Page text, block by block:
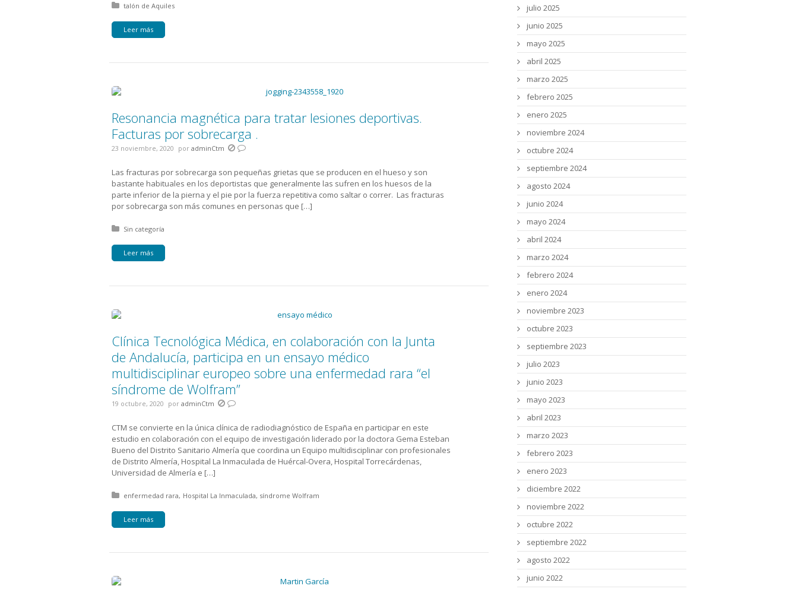
Posted in:
talón de Aquiles
Leer más
Resonancia magnética para tratar lesiones deportivas.
Facturas por sobrecarga .
23 noviembre, 2020 por adminCtm
Las fracturas por sobrecarga son pequeñas grietas que se producen en el hueso y son
bastante habituales en los deportistas que generalmente las sufren en los huesos de la
parte inferior de la pierna y el pie por la fuerza repetitiva como saltar o correr. Las fracturas
por sobrecarga son más comunes en personas que […]
Posted in:
Sin categoría
Leer más
Clínica Tecnológica Médica, en colaboración con la Junta
de Andalucía, participa en un ensayo médico
multidisciplinar europeo sobre una enfermedad rara “el
síndrome de Wolfram”
19 octubre, 2020 por adminCtm
CTM se convierte en la única clínica de radiodiagnóstico de España en participar en este
estudio en colaboración con el equipo de investigación liderado por la doctora Gema Esteban
Bueno del Distrito Sanitario Almería que coordina un Equipo multidisciplinar con profesionales
de Distrito Almería, Hospital La Inmaculada de Huércal-Overa, Hospital Torrecárdenas,
Universidad de Almería e […]
Posted in:
enfermedad rara Hospital La Inmaculada síndrome Wolfram
Leer más
julio 2025
junio 2025
mayo 2025
abril 2025
marzo 2025
febrero 2025
enero 2025
noviembre 2024
octubre 2024
septiembre 2024
agosto 2024
junio 2024
mayo 2024
abril 2024
marzo 2024
febrero 2024
enero 2024
noviembre 2023
octubre 2023
septiembre 2023
julio 2023
junio 2023
mayo 2023
abril 2023
marzo 2023
febrero 2023
enero 2023
diciembre 2022
noviembre 2022
octubre 2022
septiembre 2022
agosto 2022
junio 2022